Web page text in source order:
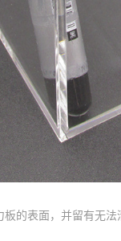
的表面，并留有无